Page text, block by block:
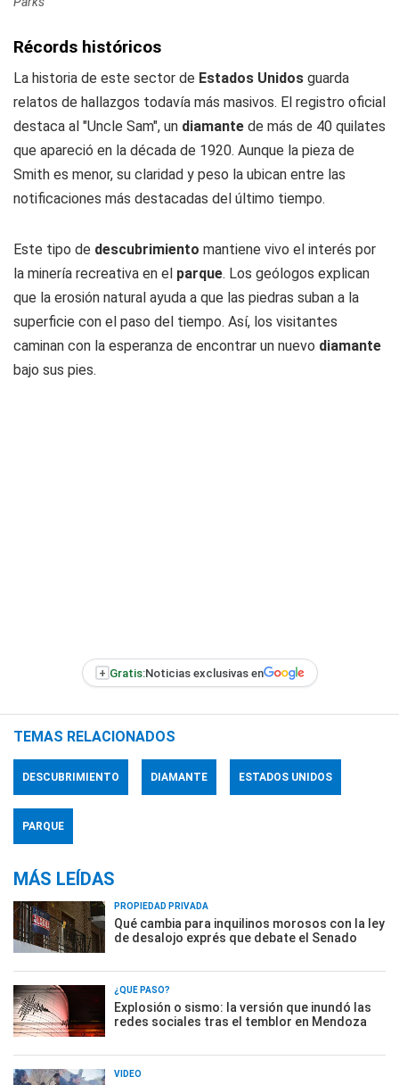
Récords históricos
La historia de este sector de Estados Unidos guarda
relatos de hallazgos todavía más masivos. El registro oficial
destaca al "Uncle Sam", un diamante de más de 40 quilates
que apareció en la década de 1920. Aunque la pieza de
Smith es menor, su claridad y peso la ubican entre las
notificaciones más destacadas del último tiempo.
Este tipo de descubrimiento mantiene vivo el interés por
la minería recreativa en el parque. Los geólogos explican
que la erosión natural ayuda a que las piedras suban a la
superficie con el paso del tiempo. Así, los visitantes
caminan con la esperanza de encontrar un nuevo diamante
bajo sus pies.
+ Gratis:Noticias exclusivas en
TEMAS RELACIONADOS
DESCUBRIMIENTO DIAMANTE ESTADOS UNIDOS
PARQUE
MÁS LEÍDAS
PROPIEDAD PRIVADA
Qué cambia para inquilinos morosos con la ley
de desalojo exprés que debate el Senado
¿QUÉ PASÓ?
Explosión o sismo: la versión que inundó las
redes sociales tras el temblor en Mendoza
VIDEO